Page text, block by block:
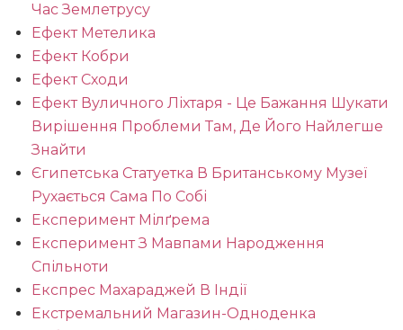
Час Землетрусу
Ефект Метелика
Ефект Кобри
Ефект Сходи
Ефект Вуличного Ліхтаря - Це Бажання Шукати
Вирішення Проблеми Там, Де Його Найлегше
Знайти
Єгипетська Статуетка В Британському Музеї
Рухається Сама По Собі
Експеримент Мілґрема
Експеримент З Мавпами Народження
Спільноти
Експрес Махараджей В Індії
Екстремальний Магазин-Одноденка